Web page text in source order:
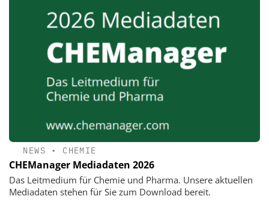
NEWS • CHEMIE
CHEManager Mediadaten 2026
Das Leitmedium für Chemie und Pharma. Unsere aktuellen
Mediadaten stehen für Sie zum Download bereit.